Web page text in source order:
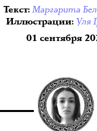
Текст:Маргарита
Иллюстрации: Уля
01 сентября